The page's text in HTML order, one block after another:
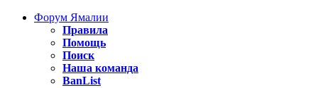
Форум Ямалии
Правила
Помощь
Поиск
Наша команда
BanList